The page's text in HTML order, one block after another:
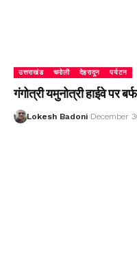
उत्तराखंड चमोली देहरादून पर्यटन
गंगोत्री यमुनोत्री हाईवे पर
Lokesh Badoni December